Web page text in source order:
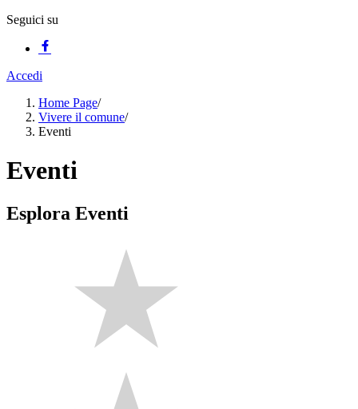
Seguici su
Accedi
Home Page/
Vivere il comune/
Eventi
Eventi
Esplora Eventi